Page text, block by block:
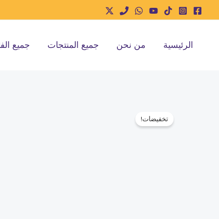
تخطي
إلى
الرئيسية من نحن جميع المنتجات جميع
تخفيضات!